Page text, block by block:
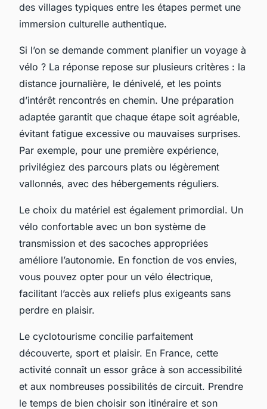
des villages typiques entre les étapes permet une
immersion culturelle authentique.
Si l’on se demande comment planifier un voyage à
vélo ? La réponse repose sur plusieurs critères : la
distance journalière, le dénivelé, et les points
d’intérêt rencontrés en chemin. Une préparation
adaptée garantit que chaque étape soit agréable,
évitant fatigue excessive ou mauvaises surprises.
Par exemple, pour une première expérience,
privilégiez des parcours plats ou légèrement
vallonnés, avec des hébergements réguliers.
Le choix du matériel est également primordial. Un
vélo confortable avec un bon système de
transmission et des sacoches appropriées
améliore l’autonomie. En fonction de vos envies,
vous pouvez opter pour un vélo électrique,
facilitant l’accès aux reliefs plus exigeants sans
perdre en plaisir.
Le cyclotourisme concilie parfaitement
découverte, sport et plaisir. En France, cette
activité connaît un essor grâce à son accessibilité
et aux nombreuses possibilités de circuit. Prendre
le temps de bien choisir son itinéraire et son